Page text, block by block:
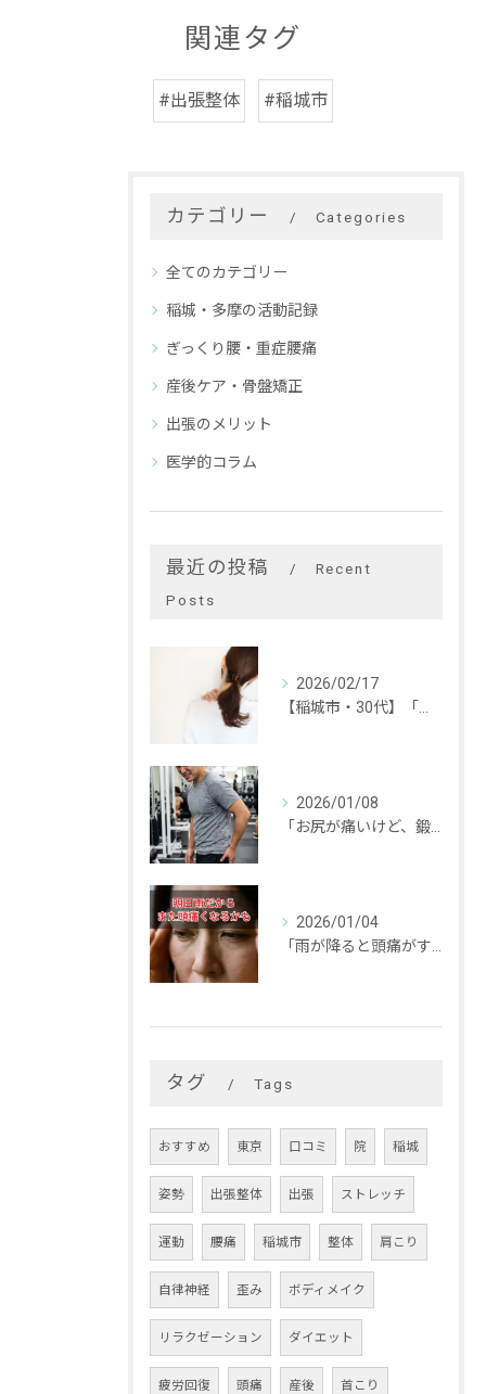
関連タグ
#出張整体 #稲城市
カテゴリー Categories
全てのカテゴリー
稲城・多摩の活動記録
ぎっくり腰・重症腰痛
産後ケア・骨盤矯正
出張のメリット
医学的コラム
最近の投稿
Recent
Posts
2026/02/17
2026/01/08
2026/01/04
タグ Tags
おすすめ 東京 口コミ 院 稲城
姿勢 出張整体 出張 ストレッチ
運動 腰痛 稲城市 整体 肩こり
自律神経 歪み ボディメイク
リラクゼーション ダイエット
疲労回復 頭痛 産後 首こり